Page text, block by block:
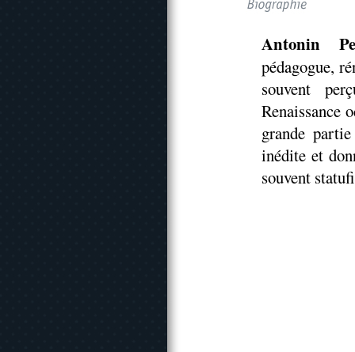
Antonin
pédagogue,
souvent
Renaissance
grande
inédite et
souvent